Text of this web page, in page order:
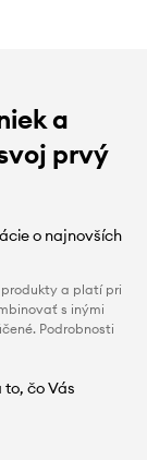
a
prvý
o najnovších
a platí pri
s inými
Podrobnosti
čo Vás